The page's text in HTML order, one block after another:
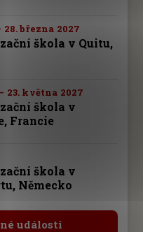
28. března 2027
škola v Quitu,
23. května 2027
škola v
Francie
škola v
Německo
události